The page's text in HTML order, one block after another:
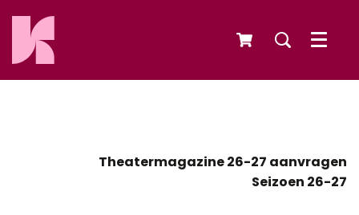
Menu
Theatermagazine 26-27 aanvragen
Seizoen 26-27